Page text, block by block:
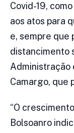
Covid-19,
aos atos para
e, sempre que
distancimento
Administração
Camargo, que
“O
Bolsoanro